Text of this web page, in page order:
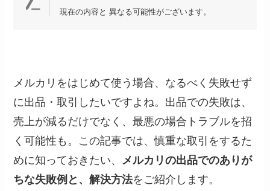
現在の内容と 異なる可能性がございます。
メルカリをはじめて使う場合、なるべく失敗せず
に出品・取引したいですよね。出品での失敗は、
売上が減るだけでなく、最悪の場合トラブルを招
く可能性も。この記事では、慎重な取引をするた
めに知っておきたい、 メルカリの出品でのありが
ちな失敗例と、解決方法をご紹介します。